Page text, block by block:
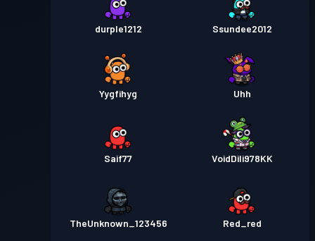
戰鬥通行證 Season 1
durple1212 Ssundee2012
Yygfihyg Uhh
Saif77 VoidDili978KK
TheUnknown_123456 Red_red